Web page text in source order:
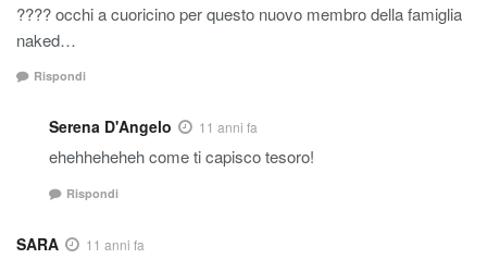
???? occhi a cuoricino per questo nuovo membro della famiglia
naked…
Rispondi
Serena D'Angelo 11 anni fa
ehehheheheh come ti capisco tesoro!
Rispondi
SARA 11 anni fa